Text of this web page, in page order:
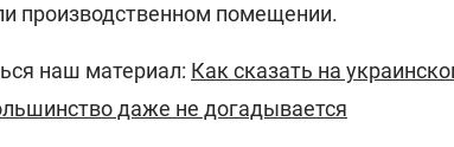
производственном помещении.
наш материал: Как сказать на
даже не догадывается